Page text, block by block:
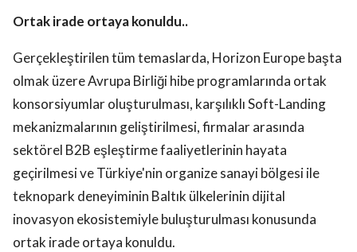
Ortak irade ortaya konuldu..
Gerçekleştirilen tüm temaslarda, Horizon Europe başta
olmak üzere Avrupa Birliği hibe programlarında ortak
konsorsiyumlar oluşturulması, karşılıklı Soft-Landing
mekanizmalarının geliştirilmesi, firmalar arasında
sektörel B2B eşleştirme faaliyetlerinin hayata
geçirilmesi ve Türkiye'nin organize sanayi bölgesi ile
teknopark deneyiminin Baltık ülkelerinin dijital
inovasyon ekosistemiyle buluşturulması konusunda
ortak irade ortaya konuldu.